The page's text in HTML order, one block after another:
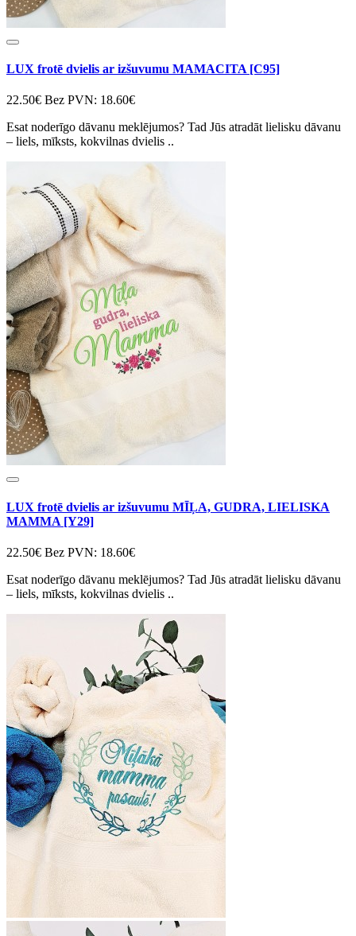
LUX frotē dvielis ar izšuvumu MAMACITA [C95]
22.50€ Bez PVN: 18.60€
Esat noderīgo dāvanu meklējumos? Tad Jūs atradāt lielisku dāvanu
– liels, mīksts, kokvilnas dvielis ..
LUX frotē dvielis ar izšuvumu MĪĻA, GUDRA, LIELISKA
MAMMA [Y29]
22.50€ Bez PVN: 18.60€
Esat noderīgo dāvanu meklējumos? Tad Jūs atradāt lielisku dāvanu
– liels, mīksts, kokvilnas dvielis ..